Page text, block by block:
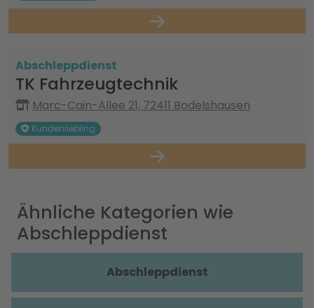
Abschleppdienst
TK Fahrzeugtechnik
Marc-Cain-Allee 21, 72411 Bodelshausen
Kundenliebling
Ähnliche Kategorien wie
Abschleppdienst
Abschleppdienst